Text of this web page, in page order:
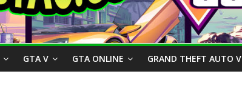
GTA V GTA ONLINE GRAND THEFT AUTO V